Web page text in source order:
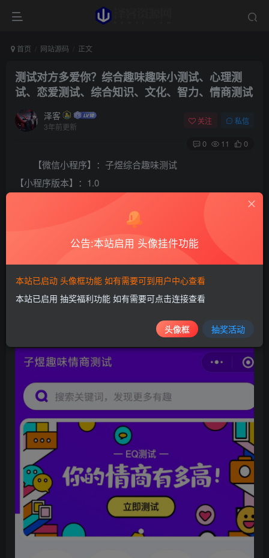
首页 网站源码 正文
测试对方多爱你？综合趣味趣味小测试、心理测
试、恋爱测试、综合知识、文化、智力、情商测试
泽客
3年前更新
关注 私信
0 11 0
【微信小程序】：子煜综合趣味测试
【小程序版本】：1.0
【小程序平台】：安卓Android/苹果ios
【使用方式】：大家可以微信搜索“子煜综合趣味测试”，也
可以保存下方小程序码微信扫描即可，绿色安全,无需下载简
公告:本站启用 头像挂件功能
本站已启动 头像框功能 如有需要可到用户中心查看
本站已启用 抽奖福利功能 如有需要可点击连接查看
头像框 抽奖活动